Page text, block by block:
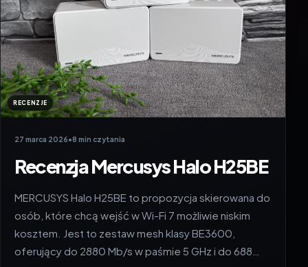
RECENZJE
27 marca 2026•8 min czytania
Recenzja Mercusys Halo H25BE
MERCUSYS Halo H25BE to propozycja skierowana do
osób, które chcą wejść w Wi-Fi 7 możliwie niskim
kosztem. Jest to zestaw mesh klasy BE3600,
oferujący do 2880 Mb/s w paśmie 5 GHz i do 688…